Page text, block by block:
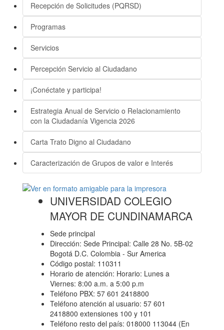
Recepción de Solicitudes (PQRSD)
Programas
Servicios
Percepción Servicio al Ciudadano
¡Conéctate y participa!
Estrategia Anual de Servicio o Relacionamiento
con la Ciudadanía Vigencia 2026
Carta Trato Digno al Ciudadano
Caracterización de Grupos de valor e Interés
UNIVERSIDAD COLEGIO
MAYOR DE CUNDINAMARCA
Sede principal
Dirección: Sede Principal: Calle 28 No. 5B-02
Bogotá D.C. Colombia - Sur America
Código postal: 110311
Horario de atención: Horario: Lunes a
Viernes: 8:00 a.m. a 5:00 p.m
Teléfono PBX: 57 601 2418800
Teléfono atención al usuario: 57 601
2418800 extensiones 100 y 101
Teléfono resto del país: 018000 113044 (En